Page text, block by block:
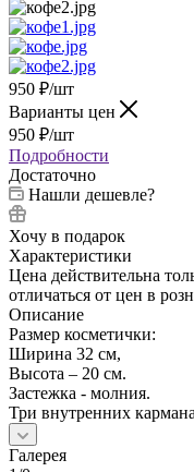
950 ₽/шт
Варианты цен
950 ₽/шт
Подробности
Достаточно
Нашли дешевле?
Хочу в подарок
Характеристики
Цена действительна
отличаться от цен в
Описание
Размер косметички:
Ширина 32 см,
Высота – 20 см.
Застежка - молния.
Три внутренних
Галерея